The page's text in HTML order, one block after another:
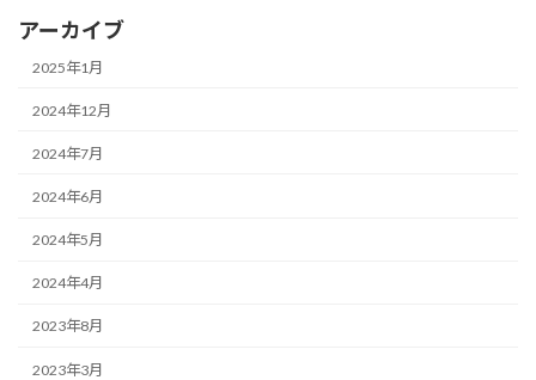
アーカイブ
2025年1月
2024年12月
2024年7月
2024年6月
2024年5月
2024年4月
2023年8月
2023年3月